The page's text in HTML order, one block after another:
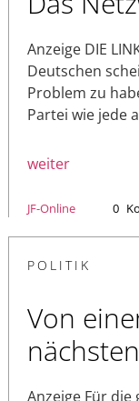
Anzeige DIE
Deutschen
Problem zu
Partei wie jede
weiter
JF-Online 0
POLITIK
Von
nächsten
Anzeige Für